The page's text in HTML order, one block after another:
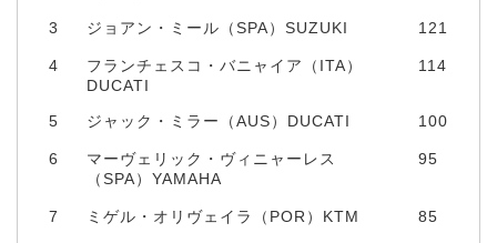
3 ジョアン・ミール（SPA）SUZUKI 121
4
フランチェスコ・バニャイア（ITA）
DUCATI
114
5 ジャック・ミラー（AUS）DUCATI 100
6
マーヴェリック・ヴィニャーレス
（SPA）YAMAHA
95
7 ミゲル・オリヴェイラ（POR）KTM 85